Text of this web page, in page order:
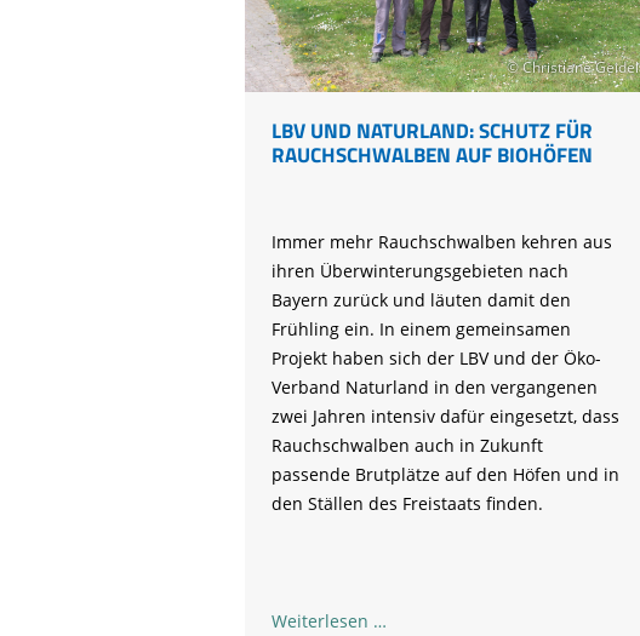
© Christiane Geidel
LBV UND NATURLAND: SCHUTZ FÜR
RAUCHSCHWALBEN AUF BIOHÖFEN
Immer mehr Rauchschwalben kehren aus
ihren Überwinterungsgebieten nach
Bayern zurück und läuten damit den
Frühling ein. In einem gemeinsamen
Projekt haben sich der LBV und der Öko-
Verband Naturland in den vergangenen
zwei Jahren intensiv dafür eingesetzt, dass
Rauchschwalben auch in Zukunft
passende Brutplätze auf den Höfen und in
den Ställen des Freistaats finden.
Weiterlesen …LBV